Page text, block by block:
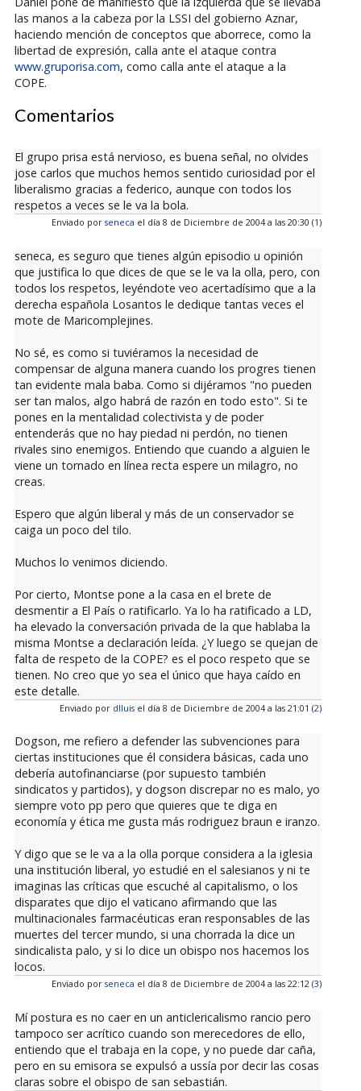
las manos a la cabeza por la LSSI del gobierno Aznar,
haciendo mención de conceptos que aborrece, como la
libertad de expresión, calla ante el ataque contra
www.gruporisa.com, como calla ante el ataque a la
COPE.
Comentarios
El grupo prisa está nervioso, es buena señal, no olvides
jose carlos que muchos hemos sentido curiosidad por el
liberalismo gracias a federico, aunque con todos los
respetos a veces se le va la bola.
Enviado por seneca el día 8 de Diciembre de 2004 a las 20:30 (1)
seneca, es seguro que tienes algún episodio u opinión
que justifica lo que dices de que se le va la olla, pero, con
todos los respetos, leyéndote veo acertadísimo que a la
derecha española Losantos le dedique tantas veces el
mote de Maricomplejines.
No sé, es como si tuviéramos la necesidad de
compensar de alguna manera cuando los progres tienen
tan evidente mala baba. Como si dijéramos "no pueden
ser tan malos, algo habrá de razón en todo esto". Si te
pones en la mentalidad colectivista y de poder
entenderás que no hay piedad ni perdón, no tienen
rivales sino enemigos. Entiendo que cuando a alguien le
viene un tornado en línea recta espere un milagro, no
creas.
Espero que algún liberal y más de un conservador se
caiga un poco del tilo.
Muchos lo venimos diciendo.
Por cierto, Montse pone a la casa en el brete de
desmentir a El País o ratificarlo. Ya lo ha ratificado a LD,
ha elevado la conversación privada de la que hablaba la
misma Montse a declaración leída. ¿Y luego se quejan de
falta de respeto de la COPE? es el poco respeto que se
tienen. No creo que yo sea el único que haya caído en
este detalle.
Enviado por dlluisel día 8 de Diciembre de 2004 a las 21:01 (2)
Dogson, me refiero a defender las subvenciones para
ciertas instituciones que él considera básicas, cada uno
debería autofinanciarse (por supuesto también
sindicatos y partidos), y dogson discrepar no es malo, yo
siempre voto pp pero que quieres que te diga en
economía y ética me gusta más rodriguez braun e iranzo.
Y digo que se le va a la olla porque considera a la iglesia
una institución liberal, yo estudié en el salesianos y ni te
imaginas las críticas que escuché al capitalismo, o los
disparates que dijo el vaticano afirmando que las
multinacionales farmacéuticas eran responsables de las
muertes del tercer mundo, si una chorrada la dice un
sindicalista palo, y si lo dice un obispo nos hacemos los
locos.
Enviado por seneca el día 8 de Diciembre de 2004 a las 22:12 (3)
Mí postura es no caer en un anticlericalismo rancio pero
tampoco ser acrítico cuando son merecedores de ello,
entiendo que el trabaja en la cope, y no puede dar caña,
pero en su emisora se expulsó a ussía por decir las cosas
claras sobre el obispo de san sebastián.